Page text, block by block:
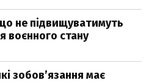
не підвищуватимуть
воєнного стану
зобов’язання має